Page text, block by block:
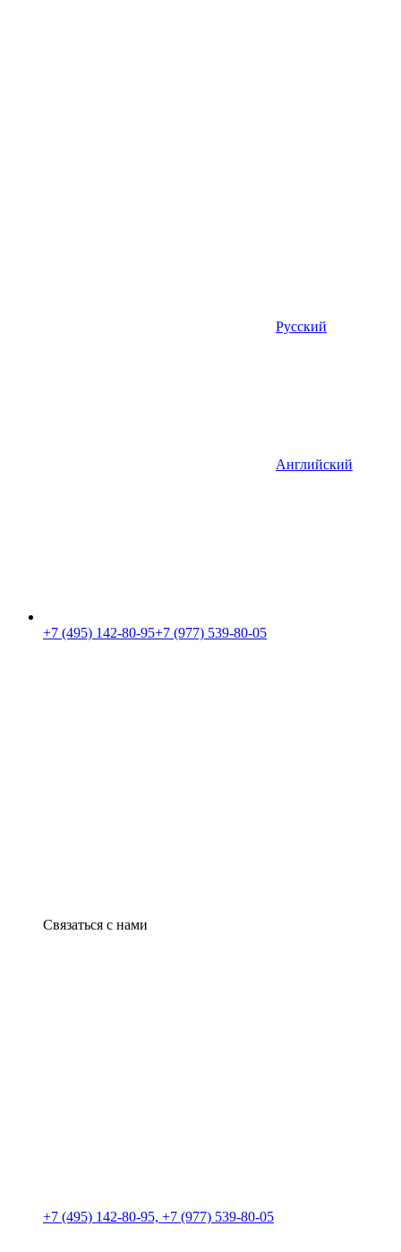
Русский
Английский
+7 (495) 142-80-95+7 (977) 539-80-05
Связаться с нами
+7 (495) 142-80-95, +7 (977) 539-80-05